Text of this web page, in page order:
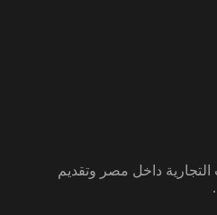
التجارية داخل مصر وتقديم